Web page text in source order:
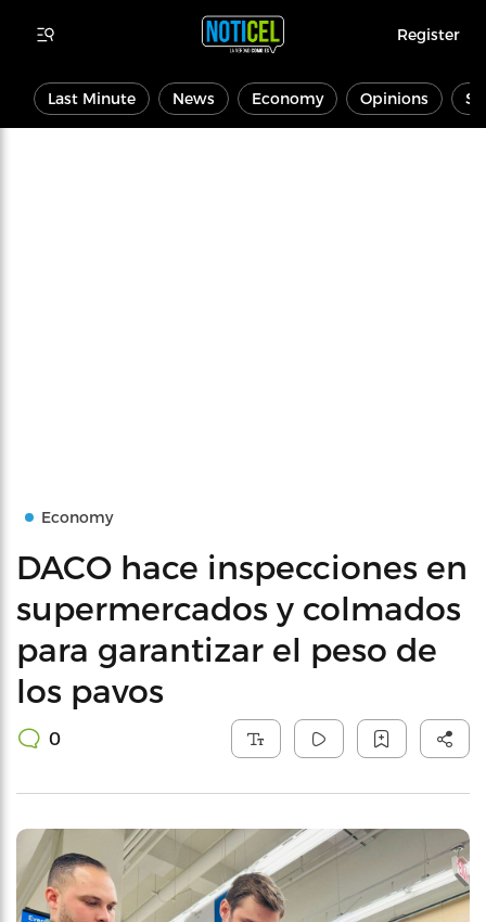
Register
Last Minute News Economy Opinions
Economy
DACO hace inspecciones en
supermercados y colmados
para garantizar el peso de
los pavos
0